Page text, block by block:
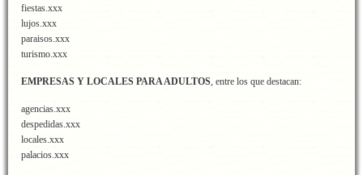
fiestas.xxx
lujos.xxx
paraisos.xxx
turismo.xxx
EMPRESAS Y LOCALES PARA ADULTOS, entre los que destacan:
agencias.xxx
despedidas.xxx
locales.xxx
palacios.xxx